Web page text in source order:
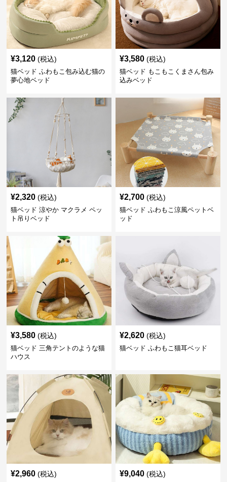
¥3,120 (税込)
猫ベッド ふわもこ包み込む猫の
夢心地ベッド
¥3,580 (税込)
猫ベッド もこもこくまさん包み
込みベッド
¥2,320 (税込)
猫ベッド 涼やか マクラメ ペッ
ト吊りベッド
¥2,700 (税込)
猫ベッド ふわもこ涼風ペットベ
ッド
¥3,580 (税込)
猫ベッド 三角テントのような猫
ハウス
¥2,620 (税込)
猫ベッド ふわもこ猫耳ベッド
¥2,960 (税込) ¥9,040 (税込)